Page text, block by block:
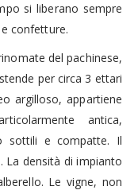
si liberano sempre
confetture.
del pachinese,
per circa 3 ettari
argilloso, appartiene
antica,
sottili e compatte. Il
La densità di impianto
Le vigne, non